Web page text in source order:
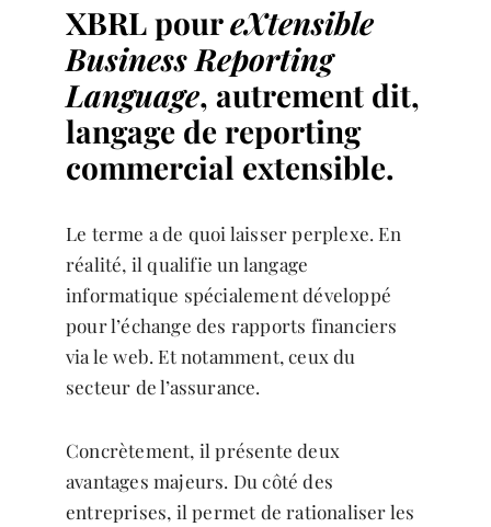
XBRL poureXtensible
Business Reporting
Language, autrement dit,
langage de reporting
commercial extensible.
Le terme a de quoi laisser perplexe. En
réalité, il qualifie un langage
informatique spécialement développé
pour l’échange des rapports financiers
via le web. Et notamment, ceux du
secteur de l’assurance.
Concrètement, il présente deux
avantages majeurs. Du côté des
entreprises, il permet de rationaliser les